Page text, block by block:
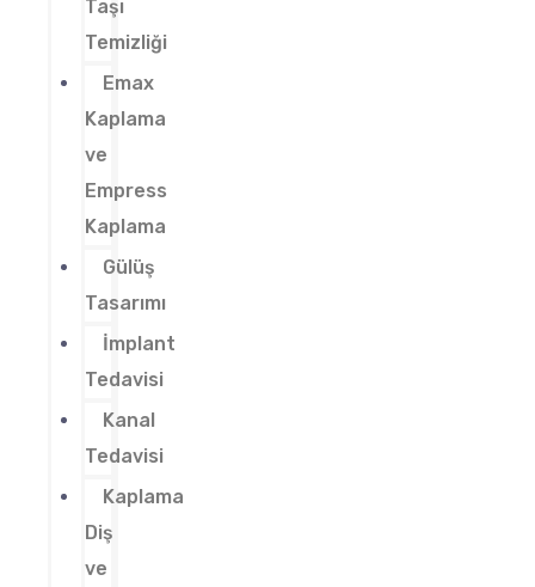
Taşı
Temizliği
Emax
Kaplama
ve
Empress
Kaplama
Gülüş
Tasarımı
İmplant
Tedavisi
Kanal
Tedavisi
Kaplama
Diş
ve